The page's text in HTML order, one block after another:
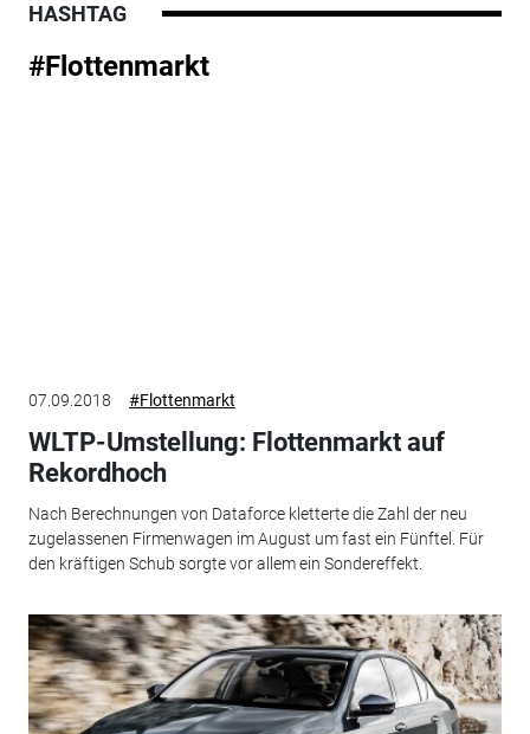
HASHTAG
#Flottenmarkt
07.09.2018 #Flottenmarkt
WLTP-Umstellung: Flottenmarkt auf
Rekordhoch
Nach Berechnungen von Dataforce kletterte die Zahl der neu
zugelassenen Firmenwagen im August um fast ein Fünftel. Für
den kräftigen Schub sorgte vor allem ein Sondereffekt.